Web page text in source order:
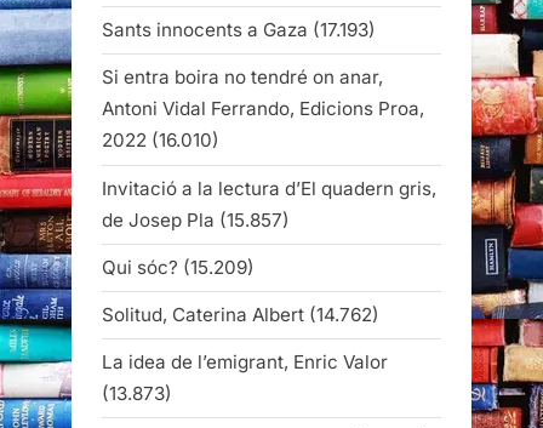
Sants innocents a Gaza (17.193)
Si entra boira no tendré on anar,
Antoni Vidal Ferrando, Edicions Proa,
2022 (16.010)
Invitació a la lectura d’El quadern gris,
de Josep Pla (15.857)
Qui sóc? (15.209)
Solitud, Caterina Albert (14.762)
La idea de l’emigrant, Enric Valor
(13.873)